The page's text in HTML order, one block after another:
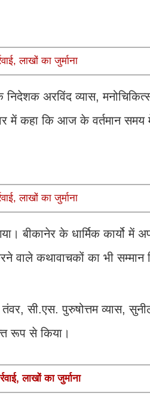
लाखों का जुर्माना
अरविंद व्यास,
में कहा कि आज के वर्तमान
लाखों का जुर्माना
बीकानेर के धार्मिक कार्यो में
वाले कथावाचकों का भी सम्मान
सी.एस. पुरुषोत्तम व्यास,
रूप से किया।
लाखों का जुर्माना